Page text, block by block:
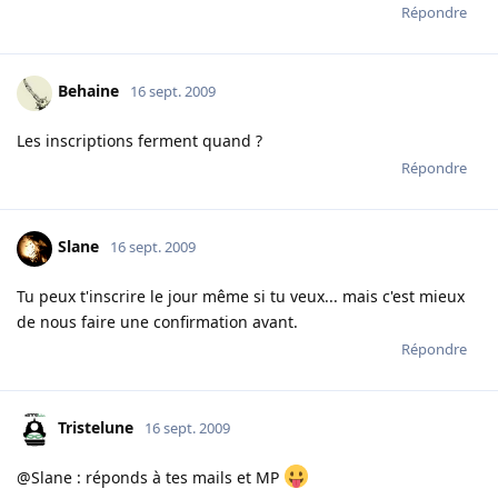
Répondre
Behaine 16 sept. 2009
Les inscriptions ferment quand ?
Répondre
Slane 16 sept. 2009
Tu peux t'inscrire le jour même si tu veux... mais c'est mieux
de nous faire une confirmation avant.
Répondre
Tristelune 16 sept. 2009
@Slane : réponds à tes mails et MP